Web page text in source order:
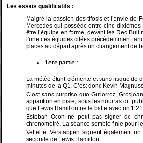
Les essais qualificatifs :
Malgré la passion des tifosis et l’envie de
Mercedes qui possède entre cinq
être l’équipe en forme, devant les Red
l’une des équipes citées précédemment
places au départ après un changement de
1ere partie :
La météo étant clémente et sans risque de
minutes de la Q1. C’est donc Kevin
C’est sans surprise que Gutierrez,
apparition en piste, sous les hourras du
que Lewis Hamilton ne le batte avec un
Esteban Ocon ne peut pas signer de
chronométré. La séance semble finie pour
Vettel et Verstappen signent également
seconde de Lewis Hamilton.